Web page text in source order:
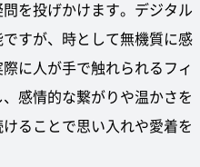
を投げかけます。デジタル
すが、時として無機質に感
に人が手で触れられるフィ
感情的な繋がりや温かさを
ることで思い入れや愛着を